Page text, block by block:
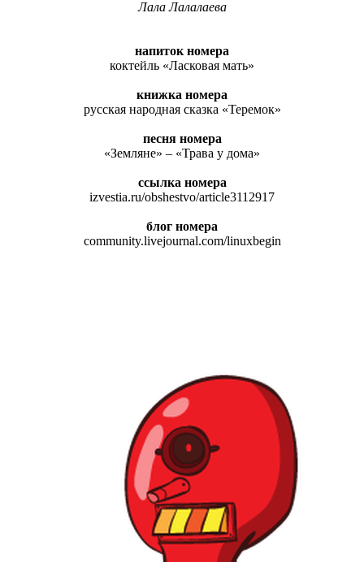
Лала Лалалаева
напиток номера
коктейль «Ласковая мать»
книжка номера
русская народная сказка «Теремок»
песня номера
«Земляне» – «Трава у дома»
ссылка номера
izvestia.ru/obshestvo/article3112917
блог номера
community.livejournal.com/linuxbegin